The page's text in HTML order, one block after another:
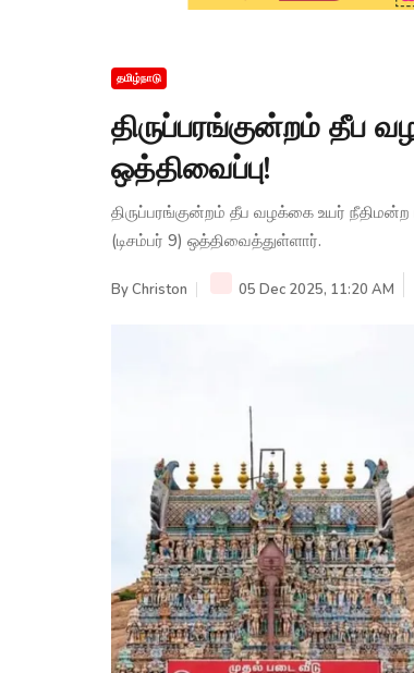
தமிழ்நாடு
திருப்பரங்குன்றம் தீப
ஒத்திவைப்பு!
திருப்பரங்குன்றம் தீப வழக்கை உயர் நீதிமன்ற
(டிசம்பர் 9) ஒத்திவைத்துள்ளார்.
ByChriston 05 Dec 2025, 11:20 AM